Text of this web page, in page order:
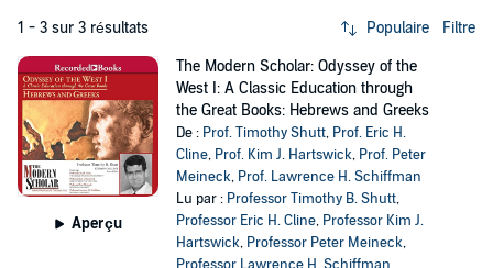
1 - 3 sur 3 résultats Populaire Filtre
Aperçu
The Modern Scholar: Odyssey of the
West I: A Classic Education through
the Great Books: Hebrews and Greeks
De : Prof. Timothy Shutt, Prof. Eric H.
Cline, Prof. Kim J. Hartswick, Prof. Peter
Meineck, Prof. Lawrence H. Schiffman
Lu par : Professor Timothy B. Shutt,
Professor Eric H. Cline, Professor Kim J.
Hartswick, Professor Peter Meineck,